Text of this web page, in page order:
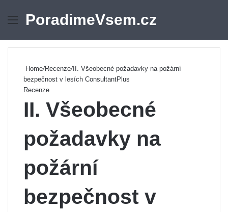
Menu
PoradimeVsem.cz
Home/Recenze/II. Všeobecné požadavky na požární
bezpečnost v lesích ConsultantPlus
Recenze
II. Všeobecné
požadavky na
požární
bezpečnost v